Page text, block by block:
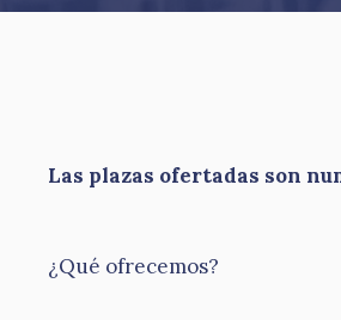
Las plazas ofertadas son
¿Qué ofrecemos?